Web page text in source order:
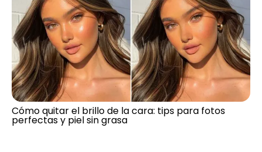
Cómo quitar el brillo de la cara: tips para fotos
perfectas y piel sin grasa